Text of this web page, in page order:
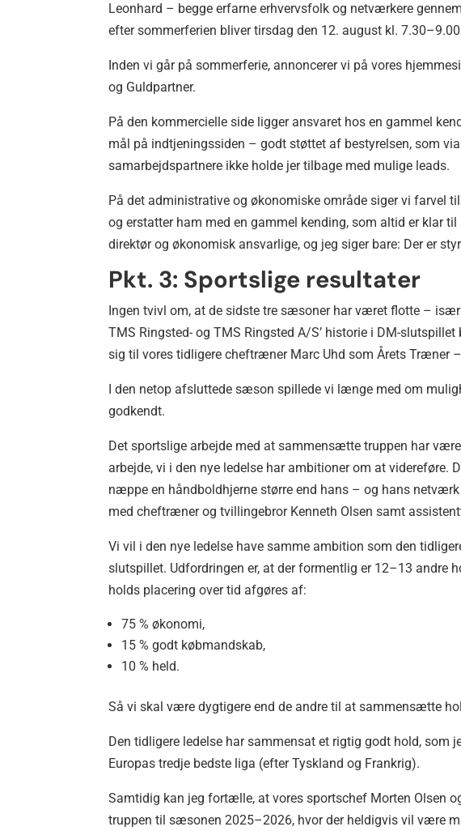
Leonhard – begge erfarne erhvervsfolk og netværkere
efter sommerferien bliver tirsdag den 12. august kl.
Inden vi går på sommerferie, annoncerer vi på vores
og Guldpartner.
På den kommercielle side ligger ansvaret hos en gammel
mål på indtjeningssiden – godt støttet af bestyrelsen, som
samarbejdspartnere ikke holde jer tilbage med mulige leads.
På det administrative og økonomiske område siger vi farvel
og erstatter ham med en gammel kending, som altid er klar
direktør og økonomisk ansvarlige, og jeg siger bare: Der er
Pkt. 3: Sportslige resultater
Ingen tvivl om, at de sidste tre sæsoner har været flotte –
TMS Ringsted- og TMS Ringsted A/S’ historie i DM-
sig til vores tidligere cheftræner Marc Uhd som Årets Træner
I den netop afsluttede sæson spillede vi længe med om
godkendt.
Det sportslige arbejde med at sammensætte truppen har
arbejde, vi i den nye ledelse har ambitioner om at
næppe en håndboldhjerne større end hans – og hans
med cheftræner og tvillingebror Kenneth Olsen samt
Vi vil i den nye ledelse have samme ambition som den
slutspillet. Udfordringen er, at der formentlig er 12–13 andre
holds placering over tid afgøres af:
75 % økonomi,
15 % godt købmandskab,
10 % held.
Så vi skal være dygtigere end de andre til at sammensætte
Den tidligere ledelse har sammensat et rigtig godt hold, som
Europas tredje bedste liga (efter Tyskland og Frankrig).
Samtidig kan jeg fortælle, at vores sportschef Morten Olsen
truppen til sæsonen 2025–2026, hvor der heldigvis vil være